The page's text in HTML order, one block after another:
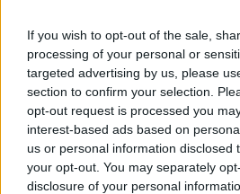
If you wish to opt-out of the sale,
processing of your personal or
targeted advertising by us, please
section to confirm your selection.
opt-out request is processed you
interest-based ads based on
us or personal information disclosed
your opt-out. You may separately
disclosure of your personal
Η Meridiam ξεκλειδώνει τις
θαλάσσια περιοχή Κάσου και
Τοπικές Ειδήσεις πριν 7 ώρες
Παρουσίαση βιβλίου του Α.
εκδήλωση για τους
Πολιτιστικά• πριν 9 ώρες